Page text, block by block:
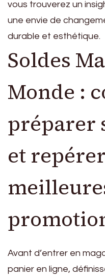
vous trouverez un
une envie de
durable et esthétique.
Soldes
Monde :
préparer
et
Avant d’entrer en
panier en ligne,